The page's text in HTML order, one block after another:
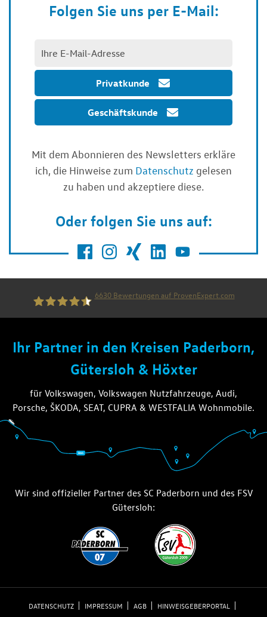
Folgen Sie uns per E-Mail:
Privatkunde
Geschäftskunde
Mit dem Abonnieren des Newsletters erkläre
ich, die Hinweise zum Datenschutz gelesen
zu haben und akzeptiere diese.
Oder folgen Sie uns auf:
6630Bewertungen auf ProvenExpert.com
Ihr Partner in den Kreisen Paderborn,
Gütersloh & Höxter
für Volkswagen, Volkswagen Nutzfahrzeuge, Audi,
Porsche, ŠKODA, SEAT, CUPRA & WESTFALIA Wohnmobile.
Wir sind offizieller Partner des SC Paderborn und des FSV
Gütersloh:
DATENSCHUTZ IMPRESSUM AGB
HINWEISGEBERPORTAL